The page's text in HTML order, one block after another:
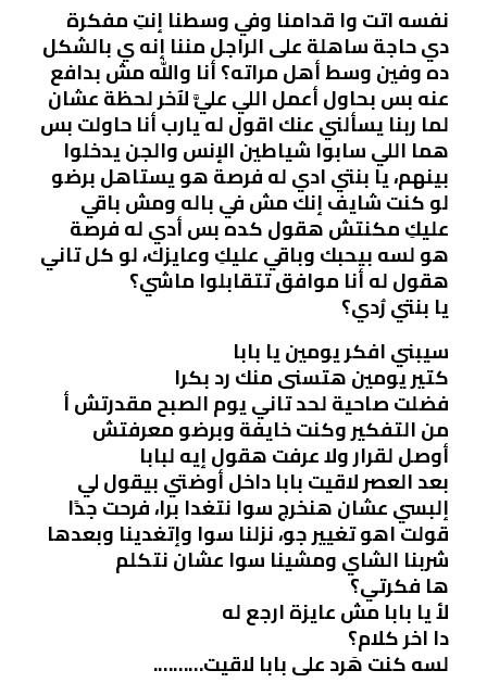
نفسه اتت وا قدامنا وفي وسطنا إنتِ مفكرة
دي حاجة ساهلة على الراجل مننا إنه ي بالشكل
ده وفين وسط أهل مراته؟ أنا واللّٰه مش بدافع
عنه بس بحاول أعمل اللي عليَّ لآخر لحظة عشان
لما ربنا يسألني عنك اقول له يارب أنا حاولت بس
هما اللي سابوا شياطين الإنس والجن يدخلوا
بينهم، يا بنتي ادي له فرصة هو يستاهل برضو
لو كنت شايف إنك مش في باله ومش باقي
عليكِ مكنتش هقول كده بس أدي له فرصة
هو لسه بيحبك وباقي عليكِ وعايزك، لو كل تاني
هقول له أنا موافق تتقابلوا ماشي؟
يا بنتي رُدي؟
سيبني افكر يومين يا بابا
كتير يومين هتسنى منك رد بكرا
فضلت صاحية لحد تاني يوم الصبح مقدرتش أ
من التفكير وكنت خايفة وبرضو معرفتش
أوصل لقرار ولا عرفت هقول إيه لبابا
بعد العصر لاقيت بابا داخل أوضتي بيقول لي
إلبسي عشان هنخرج سوا نتغدا برا، فرحت جدًا
قولت اهو تغيير جو، نزلنا سوا وإتغدينا وبعدها
شربنا الشاي ومشينا سوا عشان نتكلم
ها فكرتي؟
لأ يا بابا مش عايزة ارجع له
دا اخر كلام؟
لسه كنت هَرد على بابا لاقيت……….